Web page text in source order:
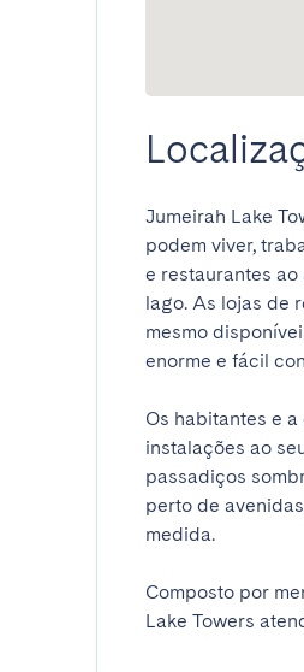
Jumeirah Lake
podem viver,
e restaurantes
lago. As lojas de
mesmo
enorme e fácil
Os habitantes e
instalações ao
passadiços
perto de
medida.
Composto por
Lake Towers